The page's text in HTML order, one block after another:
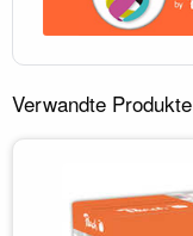
Verwandte Produkte